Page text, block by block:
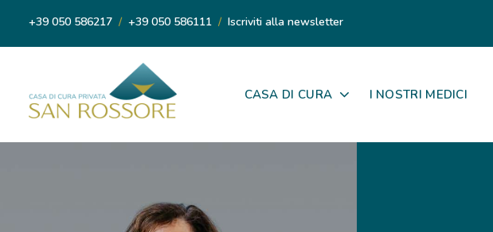
+39 050 586217 / +39 050 586111 / Iscriviti alla newsletter
CASA DI CURA I NOSTRI MEDICI